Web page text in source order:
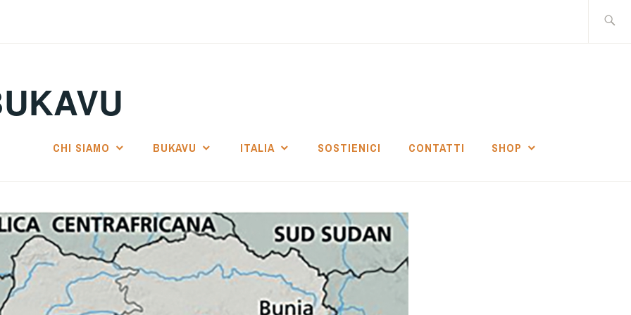
CHI SIAMO BUKAVU ITALIA SOSTIENICI CONTATTI SHOP